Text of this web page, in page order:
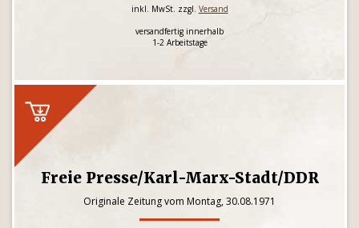
inkl. MwSt. zzgl. Versand
versandfertig innerhalb
1-2 Arbeitstage
Freie Presse/Karl-Marx-Stadt/DDR
Originale Zeitung vom Montag, 30.08.1971